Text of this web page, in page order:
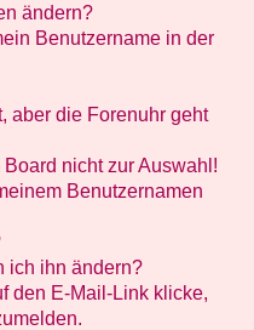
ändern?
Benutzername in der
aber die Forenuhr geht
nicht zur Auswahl!
Benutzernamen
ich ihn ändern?
den E-Mail-Link klicke,